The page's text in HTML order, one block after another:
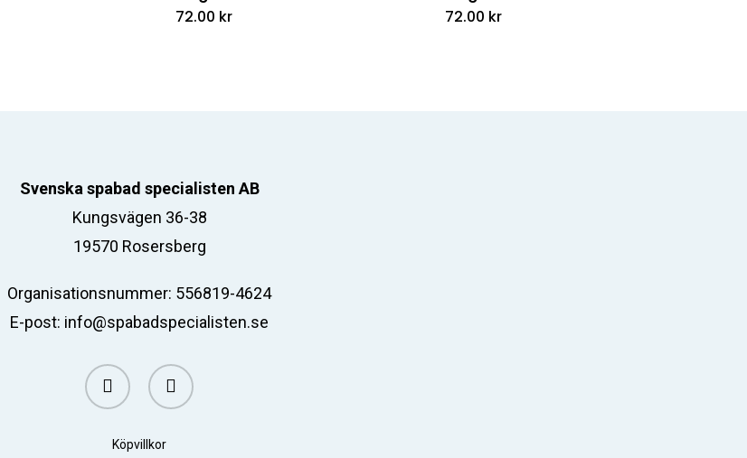
72.00 kr
72.00 kr
Svenska spabad specialisten AB
Kungsvägen 36-38
19570 Rosersberg
Organisationsnummer: 556819-4624
E-post: info@spabadspecialisten.se
facebook email
Köpvillkor